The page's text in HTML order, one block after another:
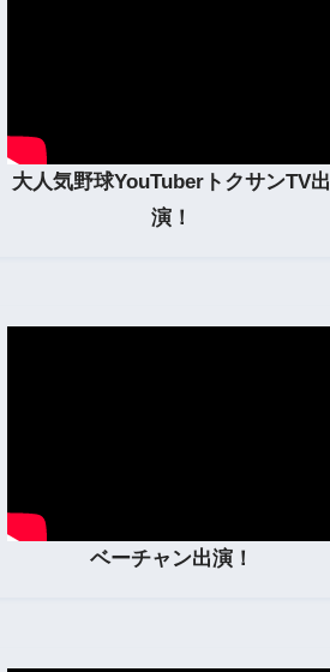
大人気野球YouTuberトクサンTV出
演！
ベーチャン出演！